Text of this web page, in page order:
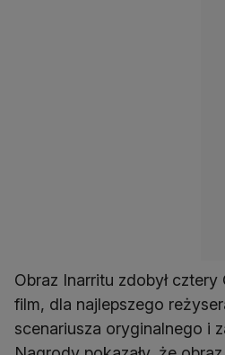
Obraz Inarritu zdobył
film, dla najlepszego
scenariusza oryginalnego i